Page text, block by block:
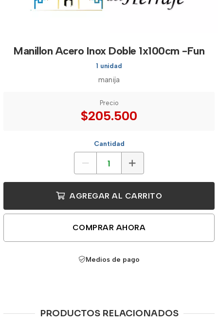
Manillon Acero Inox Doble 1x100cm -Fun
1 unidad
manija
Precio
$205.500
Cantidad
AGREGAR AL CARRITO
COMPRAR AHORA
Medios de pago
PRODUCTOS RELACIONADOS